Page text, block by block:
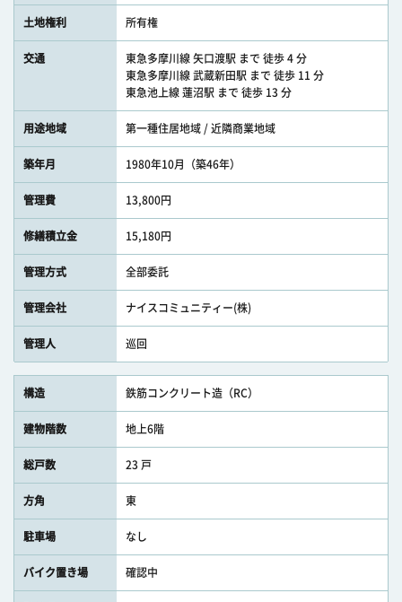
土地権利 所有権
交通
東急多摩川線 矢口渡駅 まで 徒歩 4 分
東急多摩川線 武蔵新田駅 まで 徒歩 11 分
東急池上線 蓮沼駅 まで 徒歩 13 分
用途地域 第一種住居地域 / 近隣商業地域
築年月 1980年10月（築46年）
管理費 13,800円
修繕積立金 15,180円
管理方式 全部委託
管理会社 ナイスコミュニティー(株)
管理人 巡回
構造 鉄筋コンクリート造（RC）
建物階数 地上6階
総戸数 23 戸
方角 東
駐車場 なし
バイク置き場 確認中